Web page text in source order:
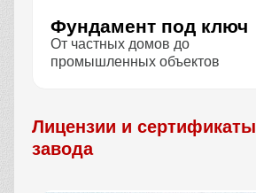
Фундамент под ключ
От частных домов до
промышленных объектов
Лицензии и сертификаты
завода